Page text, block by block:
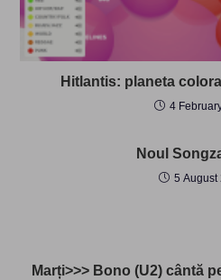
Hitlantis: planeta
4
Noul
5 August
Marți>>> Bono (U2) cântă